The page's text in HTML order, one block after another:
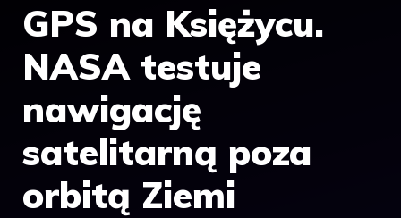
GPS na Księżycu.
NASA testuje
nawigację
satelitarną poza
orbitą Ziemi